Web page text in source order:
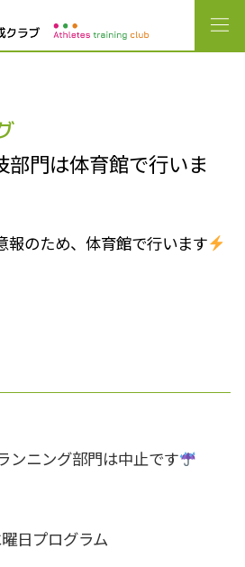
門は体育館で行いま
報のため、体育館で行います
ンニング部門は中止です
日プログラム